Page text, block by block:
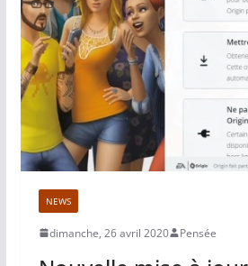
NEWS
dimanche, 26 avril 2020 Pensée